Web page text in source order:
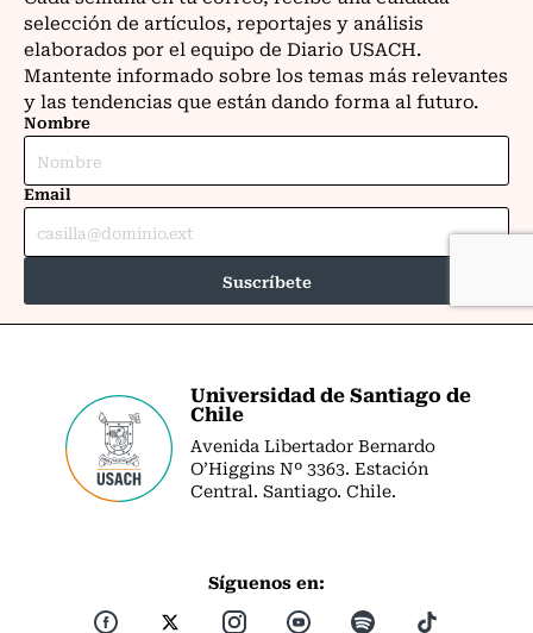
Universidad de Santiago de
Chile
Avenida Libertador Bernardo
O’Higgins Nº 3363. Estación
Central. Santiago. Chile.
Síguenos en: